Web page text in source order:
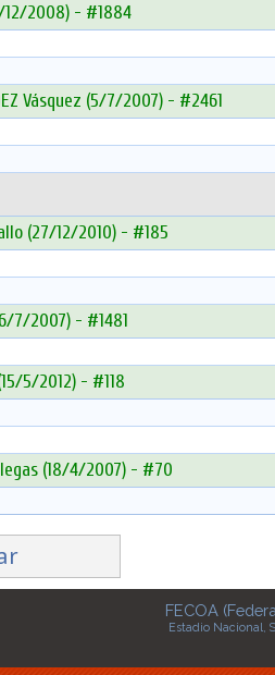
12/2008) - #1884
Vásquez (5/7/2007) - #2461
(27/12/2010) - #185
7/2007) - #1481
5/2012) - #118
(18/4/2007) - #70
FECOA
Estadio Nacional,